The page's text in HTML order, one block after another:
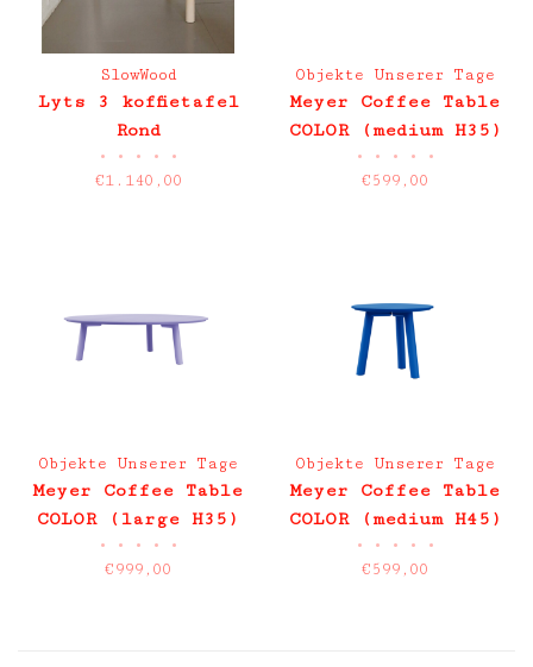
SlowWood
Lyts 3 koffietafel
Rond
• • • • •
€1.140,00
Objekte Unserer Tage
Meyer Coffee Table
COLOR (medium H35)
• • • • •
€599,00
Objekte Unserer Tage
Meyer Coffee Table
COLOR (large H35)
• • • • •
€999,00
Objekte Unserer Tage
Meyer Coffee Table
COLOR (medium H45)
• • • • •
€599,00